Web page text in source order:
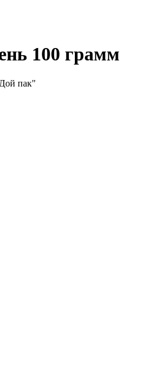
100 грамм
пак"